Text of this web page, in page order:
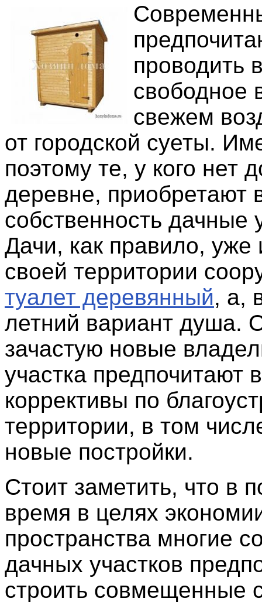
проводить
свободное
свежем
от городской суеты.
поэтому те, у кого нет
деревне, приобретают
собственность дачные
Дачи, как правило,
своей территории
туалет деревянный, а,
летний вариант душа.
зачастую новые
участка предпочитают
коррективы по
территории, в том
новые постройки.
Стоит заметить, что в
время в целях
пространства многие
дачных участков
строить совмещенные